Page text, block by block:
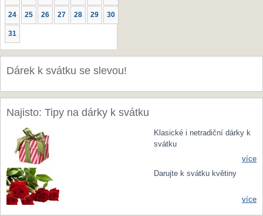
24 25 26 27 28 29 30
31
Dárek k svátku se slevou!
Najisto: Tipy na dárky k svátku
Klasické i netradiční dárky k
svátku
více
Darujte k svátku květiny
více